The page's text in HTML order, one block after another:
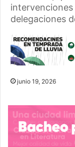
delegaciones
junio 19, 2026